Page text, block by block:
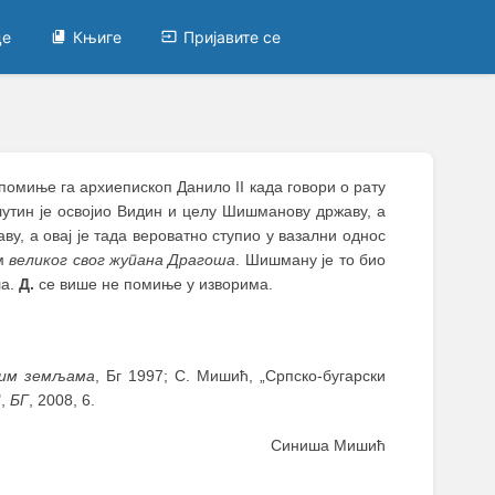
Књиге Пријавите се
га архиепископ Данило II када говори о рату
је освојио Видин и целу Шишманову државу, а
а овај је тада вероватно ступио у вазални однос
великог свог жупана Драгоша. Шишману је то био
Д. се више не помиње у изворима.
земљама , Бг 1997; С. Мишић, „Српско-бугарски
БГ, 2008, 6.
Синиша Мишић